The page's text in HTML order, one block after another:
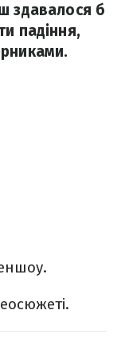
здавалося б
падіння,